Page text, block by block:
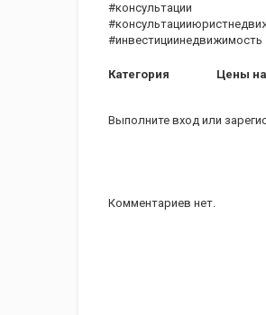
#консультации
#инвестициинедвижимость
Категория Цены
Выполните вход или
Комментариев нет.